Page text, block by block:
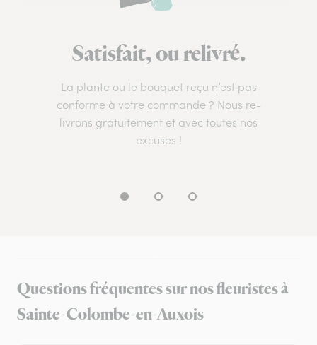
Satisfait, ou relivré.
La plante ou le bouquet reçu n’est pas
conforme à votre commande ? Nous re-
livrons gratuitement et avec toutes nos
excuses !
Questions fréquentes sur nos fleuristes à
Sainte-Colombe-en-Auxois